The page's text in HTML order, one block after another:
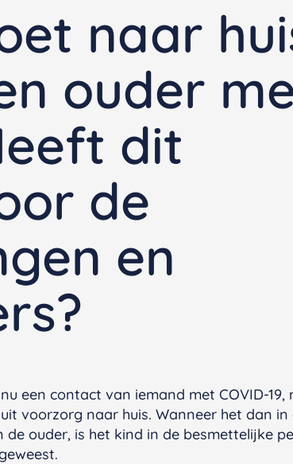
naar
ouder
dit
de
en
een contact van iemand met COVID-19,
voorzorg naar huis. Wanneer het dan in
ouder, is het kind in de besmettelijke